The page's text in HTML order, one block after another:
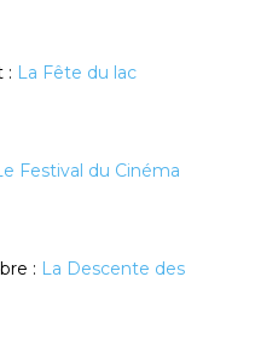
: La Fête du lac
Festival du Cinéma
: La Descente des